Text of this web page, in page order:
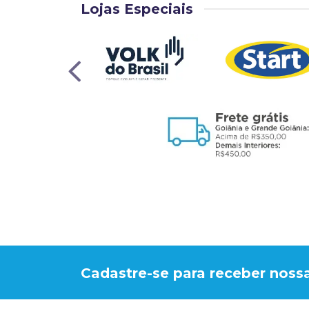
Lojas Especiais
Cadastre-se para receber